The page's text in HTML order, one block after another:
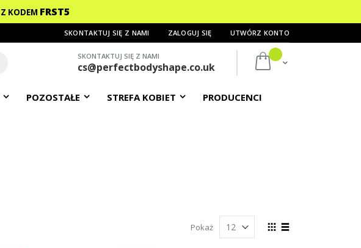
Z KODEM FRST5
SKONTAKTUJ SIĘ Z NAMI ZALOGUJ SIĘ UTWÓRZ KONTO
Mój koszyk
SKONTAKTUJ SIĘ Z NAMI
cs@perfectbodyshape.co.uk
POZOSTAŁE STREFA KOBIET PRODUCENCI
Zobacz
Pokaż